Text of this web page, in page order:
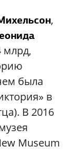
,
млрд,
была
в
В 2016
Museum